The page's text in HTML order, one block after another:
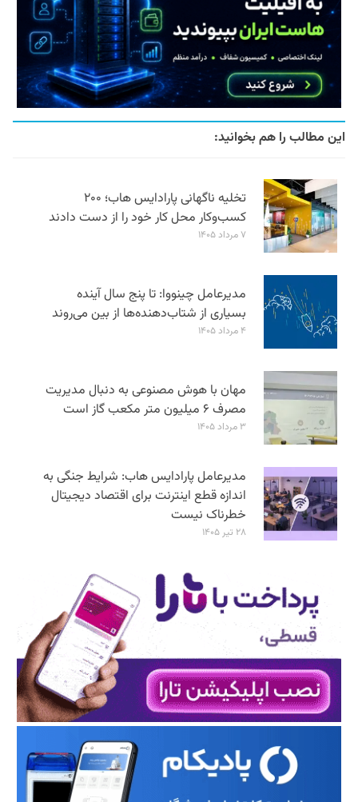
این مطالب را هم بخوانید:
تخلیه ناگهانی پارادایس هاب؛ ۲۰۰
کسب‌وکار محل کار خود را از دست دادند
۷ مرداد ۱۴۰۵
مدیرعامل چینووا: تا پنج سال آینده
بسیاری از شتاب‌دهنده‌ها از بین می‌روند
۴ مرداد ۱۴۰۵
مهان با هوش مصنوعی به دنبال مدیریت
مصرف ۶ میلیون متر مکعب گاز است
۳ مرداد ۱۴۰۵
مدیرعامل پارادایس هاب: شرایط جنگی به
اندازه قطع اینترنت برای اقتصاد دیجیتال
خطرناک نیست
۲۸ تیر ۱۴۰۵